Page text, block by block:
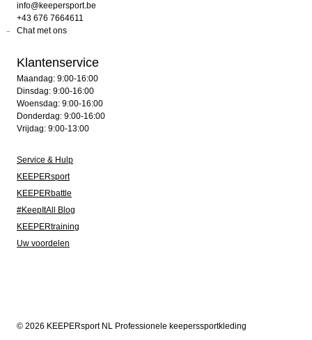
info@keepersport.be
+43 676 7664611
Chat met ons
Klantenservice
Maandag: 9:00-16:00
Dinsdag: 9:00-16:00
Woensdag: 9:00-16:00
Donderdag: 9:00-16:00
Vrijdag: 9:00-13:00
Service & Hulp
KEEPERsport
KEEPERbattle
#KeepItAll Blog
KEEPERtraining
Uw voordelen
© 2026 KEEPERsport NL Professionele keeperssportkleding